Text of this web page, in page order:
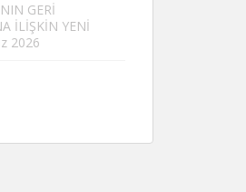
GERİ
İLİŞKİN YENİ
2026